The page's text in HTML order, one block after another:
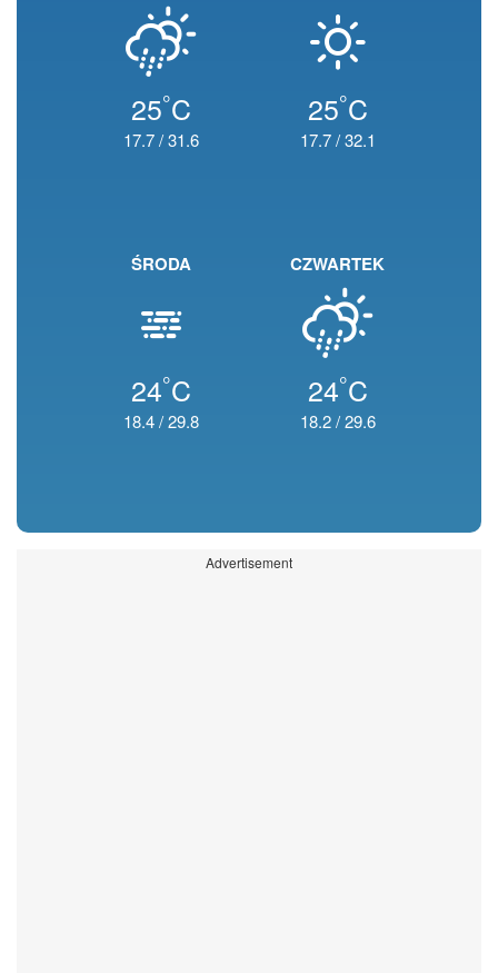
25°C
17.7/31.6
25°C
17.7/32.1
ŚRODA
24°C
18.4/29.8
CZWARTEK
24°C
18.2/29.6
Advertisement